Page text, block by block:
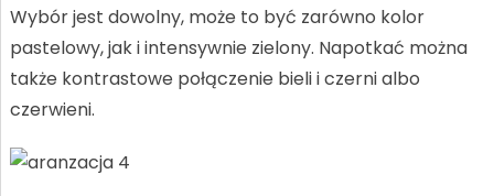
Wybór jest dowolny, może to być zarówno kolor
pastelowy, jak i intensywnie zielony. Napotkać można
także kontrastowe połączenie bieli i czerni albo
czerwieni.